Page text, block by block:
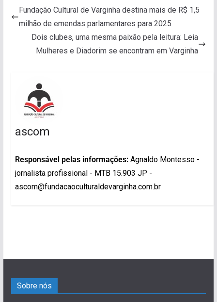
Fundação Cultural de Varginha destina mais de R$ 1,5
milhão de emendas parlamentares para 2025
Dois clubes, uma mesma paixão pela leitura: Leia
Mulheres e Diadorim se encontram em Varginha
ascom
Responsável pelas informações:Agnaldo Montesso -
jornalista profissional - MTB 15.903 JP -
ascom@fundacaoculturaldevarginha.com.br
Sobre nós